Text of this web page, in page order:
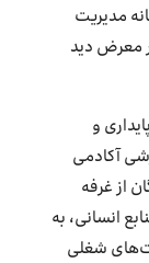
مدیریت
معرض دید
و
آکادمی
از غرفه
انسانی، به
شغلی